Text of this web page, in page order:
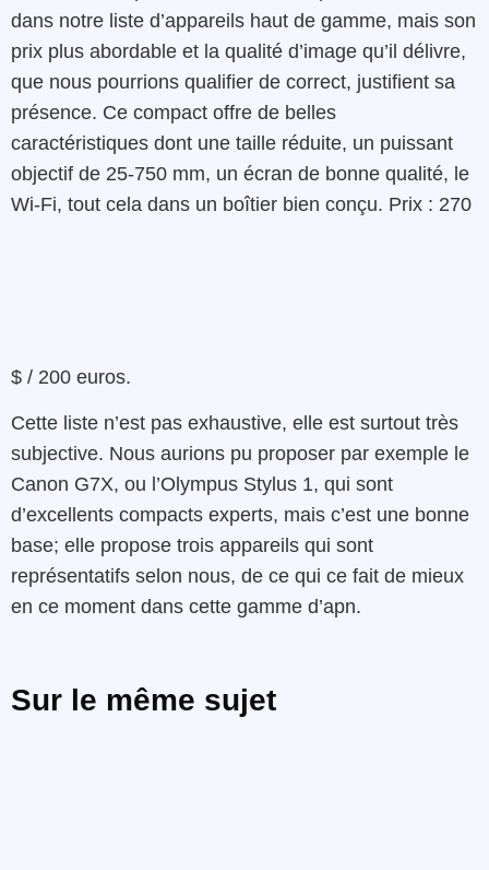
dans notre liste d’appareils haut de gamme, mais son
prix plus abordable et la qualité d’image qu’il délivre,
que nous pourrions qualifier de correct, justifient sa
présence. Ce compact offre de belles
caractéristiques dont une taille réduite, un puissant
objectif de 25-750 mm, un écran de bonne qualité, le
Wi-Fi, tout cela dans un boîtier bien conçu. Prix : 270
$ / 200 euros.
Cette liste n’est pas exhaustive, elle est surtout très
subjective. Nous aurions pu proposer par exemple le
Canon G7X, ou l’Olympus Stylus 1, qui sont
d’excellents compacts experts, mais c’est une bonne
base; elle propose trois appareils qui sont
représentatifs selon nous, de ce qui ce fait de mieux
en ce moment dans cette gamme d’apn.
Sur le même sujet